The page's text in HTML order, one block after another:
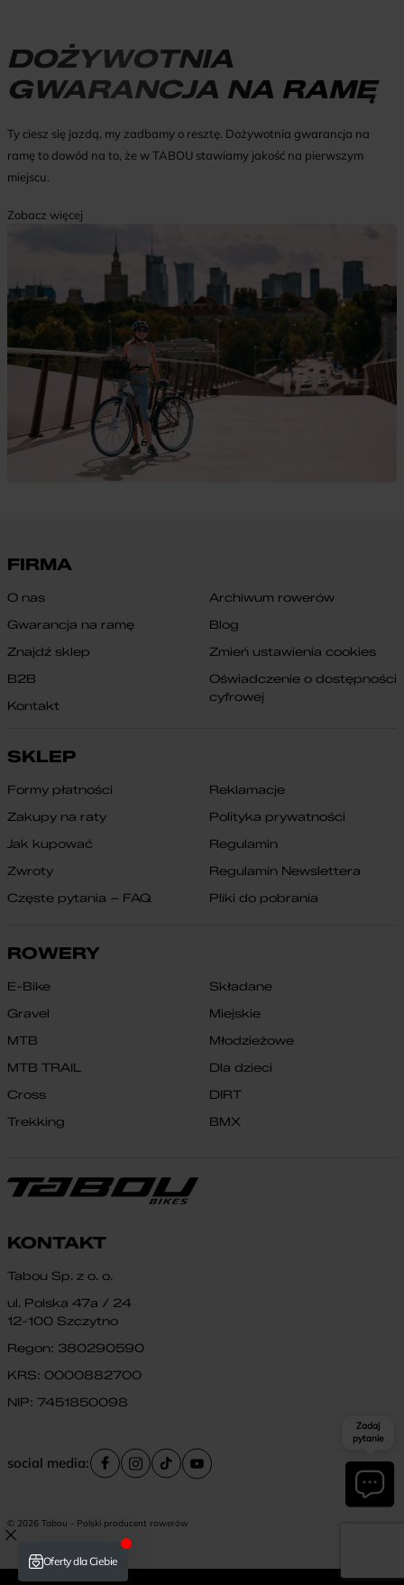
DOŻYWOTNIA
GWARANCJA NA RAMĘ
Ty ciesz się jazdą, my zadbamy o resztę. Dożywotnia gwarancja na
ramę to dowód na to, że w TABOU stawiamy jakość na pierwszym
miejscu.
Zobacz więcej
FIRMA
O nas
Gwarancja na ramę
Znajdź sklep
B2B
Kontakt
Archiwum rowerów
Blog
Zmień ustawienia cookies
Oświadczenie o dostępności
cyfrowej
SKLEP
Formy płatności
Zakupy na raty
Jak kupować
Zwroty
Częste pytania – FAQ
Reklamacje
Polityka prywatności
Regulamin
Regulamin Newslettera
Pliki do pobrania
ROWERY
E-Bike
Gravel
MTB
MTB TRAIL
Cross
Trekking
Składane
Miejskie
Młodzieżowe
Dla dzieci
DIRT
BMX
KONTAKT
Tabou Sp. z o. o.
ul. Polska 47a / 24
12-100 Szczytno
Regon: 380290590
KRS: 0000882700
NIP: 7451850098
social media:
© 2026 Tabou - Polski producent rowerów
Zadaj
pytanie